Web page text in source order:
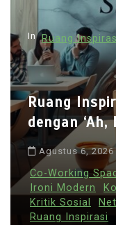
In Ruang
Ruang
dengan ‘Ah,
Agustus 6, 2026
Co-Working
Ironi Modern
Kritik Sosial
Ruang Inspirasi